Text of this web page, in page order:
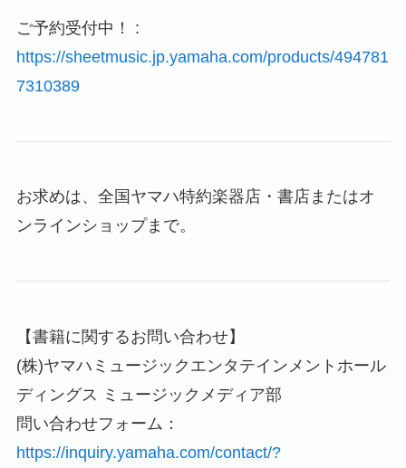
ご予約受付中！ :
https://sheetmusic.jp.yamaha.com/products/494781
7310389
お求めは、全国ヤマハ特約楽器店・書店またはオ
ンラインショップまで。
【書籍に関するお問い合わせ】
(株)ヤマハミュージックエンタテインメントホール
ディングス ミュージックメディア部
問い合わせフォーム：
https://inquiry.yamaha.com/contact/?